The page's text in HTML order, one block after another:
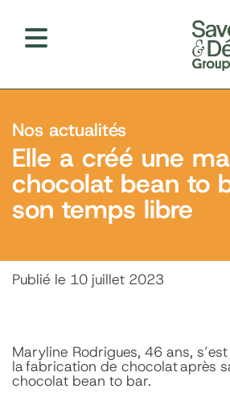
Nos actualités
Elle a créé une
chocolat bean to
son temps libre
Publié le 10 juillet 2023
Maryline Rodrigues, 46 ans,
la fabrication de chocolat après
chocolat bean to bar.